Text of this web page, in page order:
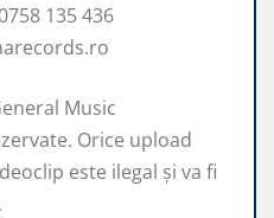
135 436
Music
Orice upload
este ilegal și va fi